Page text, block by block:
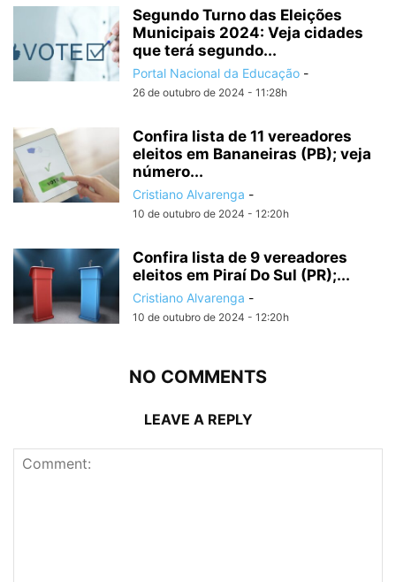
Segundo Turno das Eleições
Municipais 2024: Veja cidades
que terá segundo...
Portal Nacional da Educação -
26 de outubro de 2024 - 11:28h
Confira lista de 11 vereadores
eleitos em Bananeiras (PB); veja
número...
Cristiano Alvarenga -
10 de outubro de 2024 - 12:20h
Confira lista de 9 vereadores
eleitos em Piraí Do Sul (PR);...
Cristiano Alvarenga -
10 de outubro de 2024 - 12:20h
NO COMMENTS
LEAVE A REPLY